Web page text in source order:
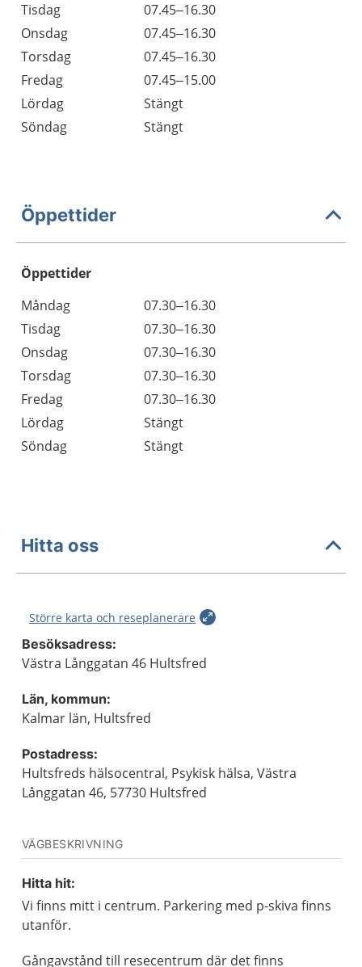
Tisdag
07.45–16.30
Onsdag
07.45–16.30
Torsdag
07.45–16.30
Fredag
07.45–15.00
Lördag
Stängt
Söndag
Stängt
Öppettider
Öppettider
Dag
Öppettider
Kommentarer
Måndag
07.30–16.30
Tisdag
07.30–16.30
Onsdag
07.30–16.30
Torsdag
07.30–16.30
Fredag
07.30–16.30
Lördag
Stängt
Söndag
Stängt
Hitta oss
Större karta och reseplanerare
Besöksadress:
Västra Långgatan 46 Hultsfred
Län, kommun:
Kalmar län, Hultsfred
Postadress:
Hultsfreds hälsocentral, Psykisk hälsa, Västra
Långgatan 46, 57730 Hultsfred
VÄGBESKRIVNING
Hitta hit:
Vi finns mitt i centrum. Parkering med p-skiva finns
utanför.
Gångavstånd till resecentrum där det finns